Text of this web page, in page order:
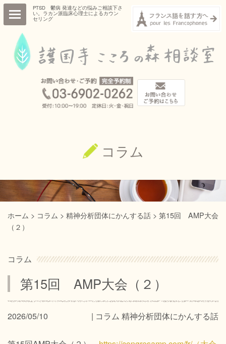
PTSD 鬱病 発達などの悩みご相談下さ
い。ラカン派臨床心理士によるカウン
セリング
コラム
ホーム > コラム > 精神分析団体にかんする話 > 第15回 AMP大会
（２）
コラム
第15回 AMP大会（２）
2026/05/10 コラム 精神分析団体にかんする話
ごあいさつ
お知らせ
ご予約・お問い合わせ
サイトマップ